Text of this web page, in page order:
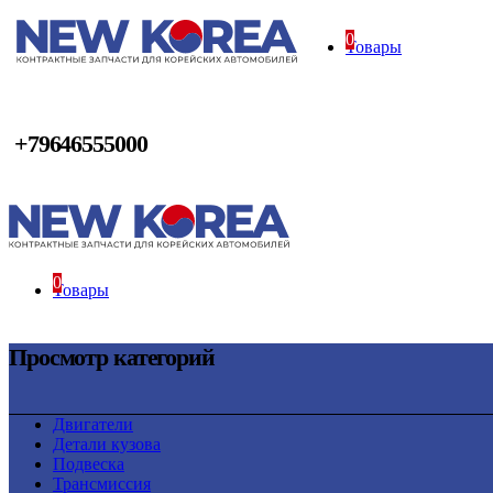
0
Товары
+79646555000
0
Товары
Просмотр категорий
Двигатели
Детали кузова
Подвеска
Трансмиссия